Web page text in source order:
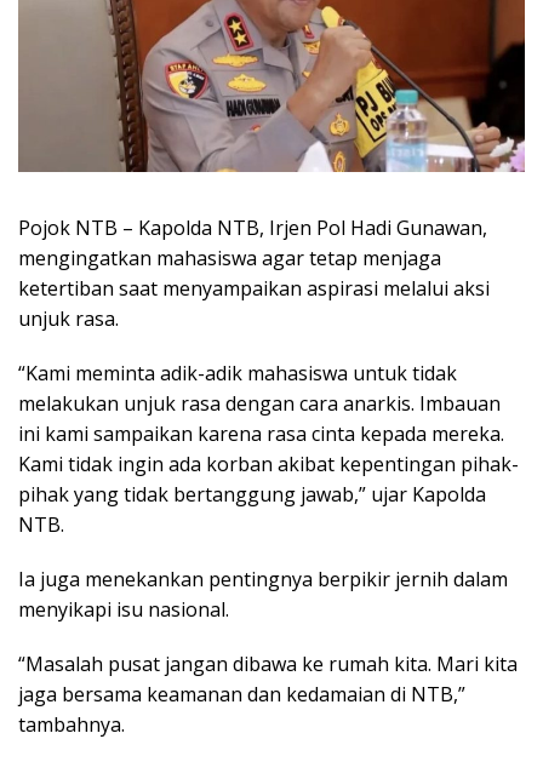
Pojok NTB – Kapolda NTB, Irjen Pol Hadi Gunawan,
mengingatkan mahasiswa agar tetap menjaga
ketertiban saat menyampaikan aspirasi melalui aksi
unjuk rasa.
“Kami meminta adik-adik mahasiswa untuk tidak
melakukan unjuk rasa dengan cara anarkis. Imbauan
ini kami sampaikan karena rasa cinta kepada mereka.
Kami tidak ingin ada korban akibat kepentingan pihak-
pihak yang tidak bertanggung jawab,” ujar Kapolda
NTB.
Ia juga menekankan pentingnya berpikir jernih dalam
menyikapi isu nasional.
“Masalah pusat jangan dibawa ke rumah kita. Mari kita
jaga bersama keamanan dan kedamaian di NTB,”
tambahnya.